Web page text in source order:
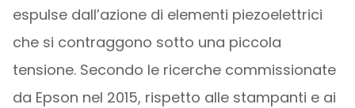
espulse dall’azione di elementi piezoelettrici
che si contraggono sotto una piccola
tensione. Secondo le ricerche commissionate
da Epson nel 2015, rispetto alle stampanti e ai